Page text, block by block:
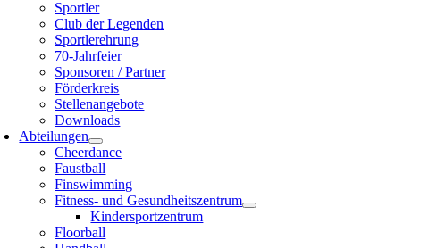
Sportler
Club der Legenden
Sportlerehrung
70-Jahrfeier
Sponsoren / Partner
Förderkreis
Stellenangebote
Downloads
Abteilungen
Cheerdance
Faustball
Finswimming
Fitness- und Gesundheitszentrum
Kindersportzentrum
Floorball